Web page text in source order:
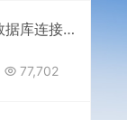
Linux 系统中数据库连接超时和断开问题有哪些及如何解决？
77,702